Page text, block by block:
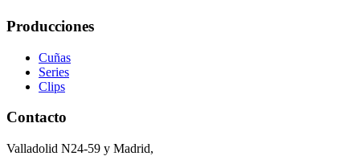
Producciones
Cuñas
Series
Clips
Contacto
Valladolid N24-59 y Madrid,